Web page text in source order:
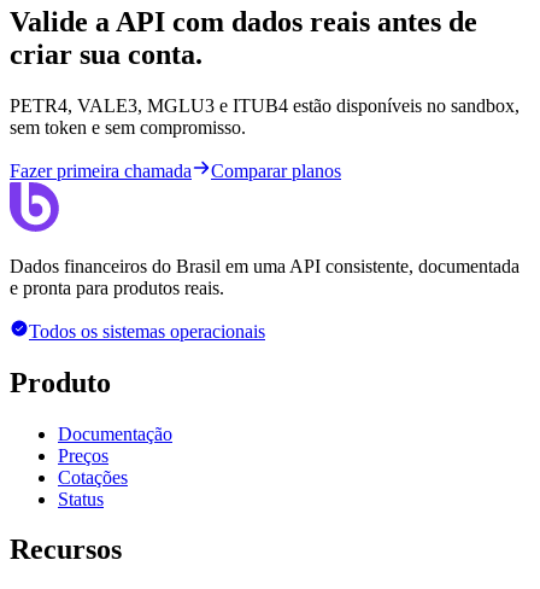
Valide a API com dados reais antes de
criar sua conta.
PETR4, VALE3, MGLU3 e ITUB4 estão disponíveis no sandbox,
sem token e sem compromisso.
Fazer primeira chamada Comparar planos
Dados financeiros do Brasil em uma API consistente, documentada
e pronta para produtos reais.
Todos os sistemas operacionais
Produto
Documentação
Preços
Cotações
Status
Recursos